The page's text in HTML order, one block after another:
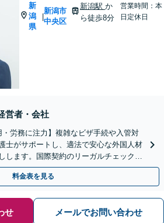
新
潟
県
|
新潟市
中央区
新潟駅 か
ら徒歩8分
営業時間：本
日定休日
営者・会社
・労務に注力】複雑なビザ手続や入管対
士がサポートし、適法で安心な外国人材
します。国際契約のリーガルチェック相
さい。【顧問先80社以上】
料金表を見る
せ メールでお問い合わせ